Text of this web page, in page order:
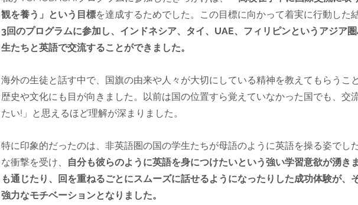
観を養う」という目標を達成するためでした。この目標に向かって着実に行動した結
3回のプログラムに参加し、インドネシア、タイ、UAE、フィリピンというアジア
生たちと英語で交流することができました。
海外の生徒と話す中で、国旗の由来や人々が大切にしている精神を教えてもらうこ
歴史や文化にも目が向きました。以前は国の位置すら覚えていなかった国でも、交
たい!」と思えるほど理解が深まりました。
特に印象的だったのは、非英語圏の国の学生たちが母語のように英語を操る姿でし
な衝撃を受け、
自分も彼らのように英語を身につけたいという強い学習意欲が湧き
も通じたり、回を重ねるごとにスムーズに話せるようになったりした成功体験が、
強力なモチベーションとなりました。